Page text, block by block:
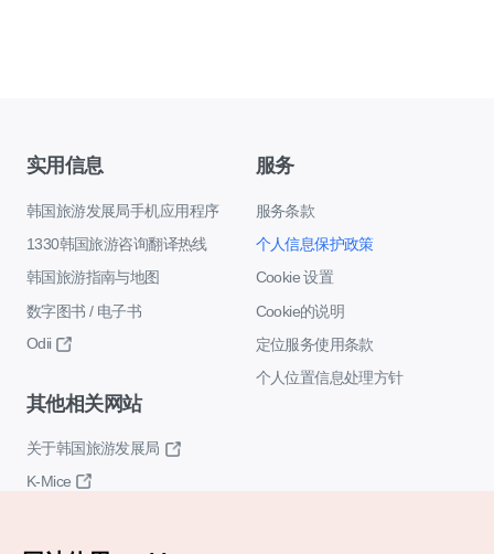
实用信息
韩国旅游发展局手机应用程序
1330韩国旅游咨询翻译热线
韩国旅游指南与地图
数字图书 / 电子书
Odii
服务
服务条款
个人信息保护政策
Cookie 设置
Cookie的说明
定位服务使用条款
个人位置信息处理方针
其他相关网站
关于韩国旅游发展局
K-Mice